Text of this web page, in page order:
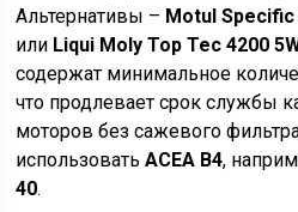
Альтернативы – Motul Specific
или Liqui Moly Top Tec 4200
содержат минимальное
что продлевает срок службы
моторов без сажевого
использоватьACEA B4,
40.